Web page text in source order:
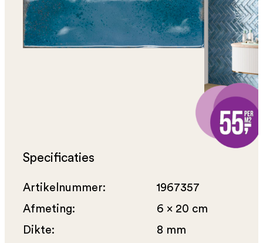
Specificaties
Artikelnummer:
1967357
Afmeting:
6 x 20 cm
Dikte:
8 mm